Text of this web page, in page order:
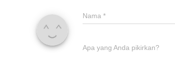
Nama *
Apa yang Anda pikirkan?